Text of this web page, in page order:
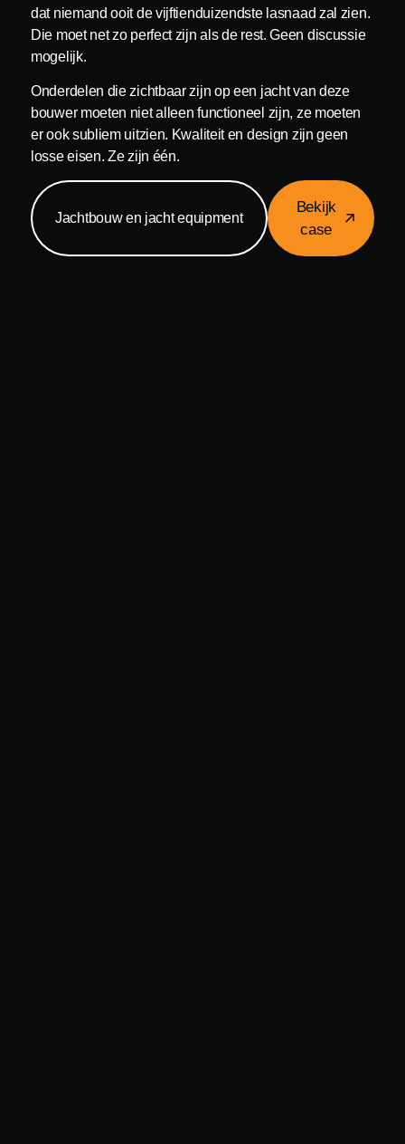
dat niemand ooit de vijftienduizendste lasnaad zal zien.
Die moet net zo perfect zijn als de rest. Geen discussie
mogelijk.
Onderdelen die zichtbaar zijn op een jacht van deze
bouwer moeten niet alleen functioneel zijn, ze moeten
er ook subliem uitzien. Kwaliteit en design zijn geen
losse eisen. Ze zijn één.
Jachtbouw en jacht equipment
Bekijk
case